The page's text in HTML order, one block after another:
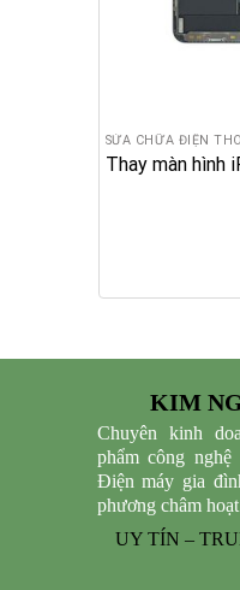
SỬA CHỮA ĐIỆN
Thay màn hình
KIM
Chuyên kinh
phẩm công
Điện máy gia
phương châm
UY TÍN –